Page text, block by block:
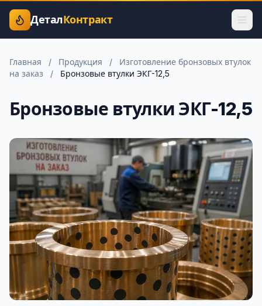
ДеталКонтракт
Главная / Продукция /
Изготовление бронзовых втулок
на заказ
/ Бронзовые втулки ЭКГ-12,5
Бронзовые втулки ЭКГ-12,5